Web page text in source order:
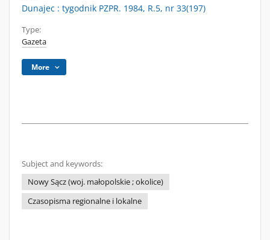
Dunajec : tygodnik PZPR. 1984, R.5, nr 33(197)
Type:
Gazeta
More
Subject and keywords:
Nowy Sącz (woj. małopolskie ; okolice)
Czasopisma regionalne i lokalne